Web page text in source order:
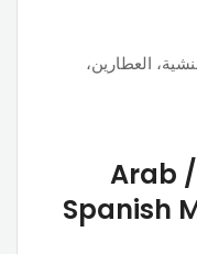
العطارين،
عرب سبانيش ماريتايم / Arab
Spanish